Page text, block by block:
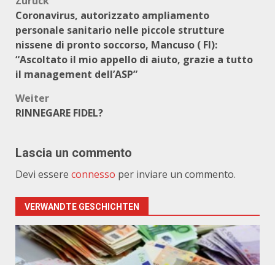
Beitragsnavigation
Coronavirus, autorizzato ampliamento
personale sanitario nelle piccole strutture
nissene di pronto soccorso, Mancuso ( FI):
“Ascoltato il mio appello di aiuto, grazie a tutto
il management dell’ASP”
Weiter
RINNEGARE FIDEL?
Lascia un commento
Devi essere connesso per inviare un commento.
VERWANDTE GESCHICHTEN